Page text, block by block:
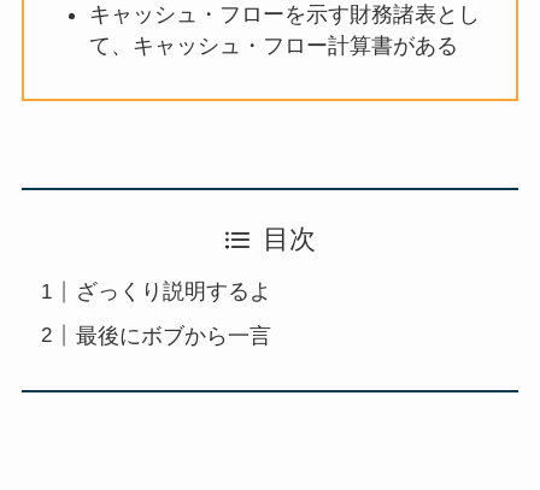
キャッシュ・フローを示す財務諸表とし
て、キャッシュ・フロー計算書がある
目次
ざっくり説明するよ
最後にボブから一言